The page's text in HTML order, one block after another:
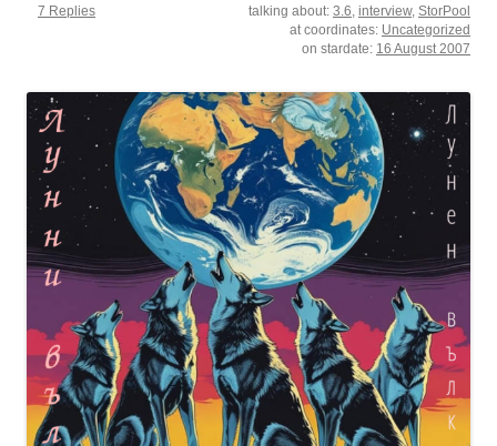
7 Replies talking about: 3.6 interview, StorPool
at coordinates: Uncategorized
on stardate: 16 August 2007